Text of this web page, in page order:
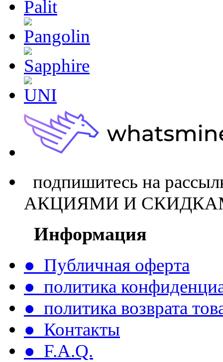
подпишитесь на
АКЦИЯМИ И
Информация
● Публичная оферта
● политика
● политика возврата
● Контакты
● F.A.Q.